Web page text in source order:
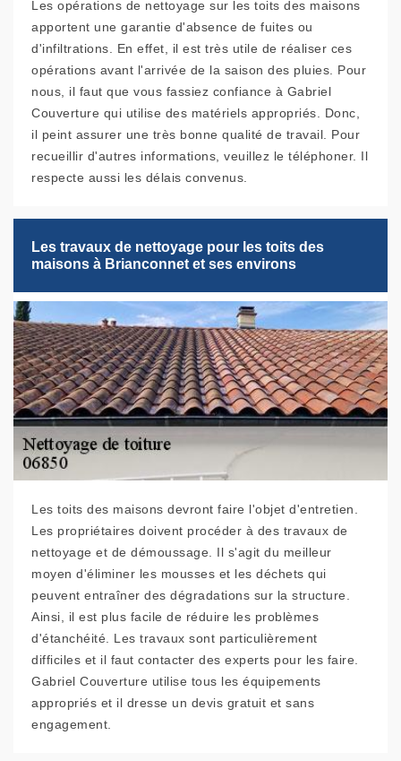
Les opérations de nettoyage sur les toits des maisons
apportent une garantie d'absence de fuites ou
d'infiltrations. En effet, il est très utile de réaliser ces
opérations avant l'arrivée de la saison des pluies. Pour
nous, il faut que vous fassiez confiance à Gabriel
Couverture qui utilise des matériels appropriés. Donc,
il peint assurer une très bonne qualité de travail. Pour
recueillir d'autres informations, veuillez le téléphoner. Il
respecte aussi les délais convenus.
Les travaux de nettoyage pour les toits des
maisons à Brianconnet et ses environs
Les toits des maisons devront faire l'objet d'entretien.
Les propriétaires doivent procéder à des travaux de
nettoyage et de démoussage. Il s'agit du meilleur
moyen d'éliminer les mousses et les déchets qui
peuvent entraîner des dégradations sur la structure.
Ainsi, il est plus facile de réduire les problèmes
d'étanchéité. Les travaux sont particulièrement
difficiles et il faut contacter des experts pour les faire.
Gabriel Couverture utilise tous les équipements
appropriés et il dresse un devis gratuit et sans
engagement.